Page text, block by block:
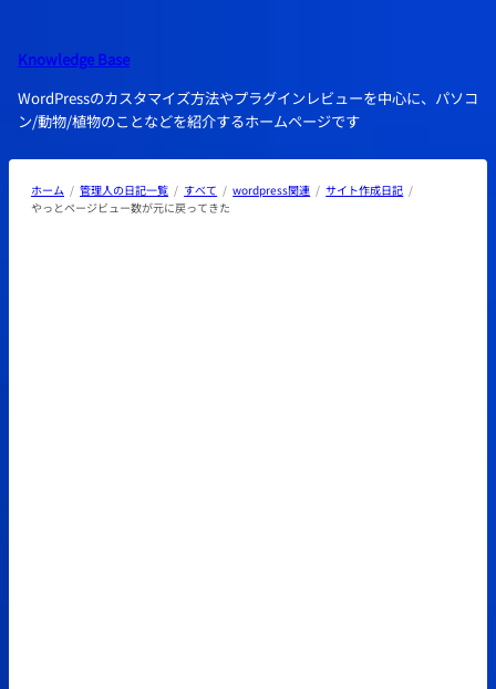
を
ス
キ
ッ
プ
Knowledge Base
WordPressのカスタマイズ方法やプラグインレビューを中心に、パソコ
ン/動物/植物のことなどを紹介するホームページです
ホーム 管理人の日記一覧 すべて wordpress関連
サイト作成日記
やっとページビュー数が元に戻ってきた